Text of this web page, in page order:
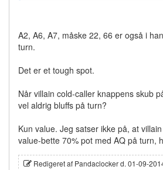
A2, A6, A7, måske 22, 66 er også i
turn.
Det er et tough spot.
Når villain cold-caller knappens skub
vel aldrig bluffs på turn?
Kun value. Jeg satser ikke på, at
value-bette 70% pot med AQ på turn,
Redigeret af Pandaclocker d. 01-09-